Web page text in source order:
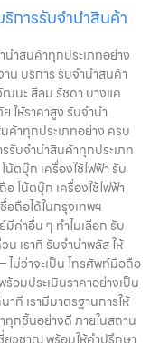
การรับจำนำสินค้า
นำสินค้าทุกประเภทอย่าง
น บริการ รับจำนำสินค้า
ฒนะ สีลม รัชดา บางแค
ให้ราคาสูง รับจำนำ
ค้าทุกประเภทอย่าง ครบ
รับจำนำสินค้าทุกประเภท
ตบุ๊ก เครื่องใช้ไฟฟ้า รับ
โน้ตบุ๊ก เครื่องใช้ไฟฟ้า
ถือได้ในกรุงเทพฯ
ค่าอื่น ๆ ทำไมเลือก รับ
เราที่ รับจำนำพลัส ให้
ม่ว่าจะเป็น โทรศัพท์มือถือ
อมประเมินราคาอย่างเป็น
าที เรามีมาตรฐานการให้
ทุกชิ้นอย่างดี ภายในสถาน